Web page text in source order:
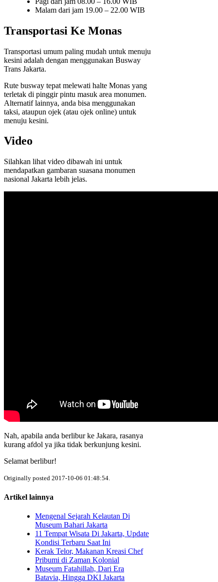
Malam dari jam 19.00 – 22.00 WIB
Transportasi Ke Monas
Transportasi umum paling mudah untuk menuju
kesini adalah dengan menggunakan Busway
Trans Jakarta.
Rute busway tepat melewati halte Monas yang
terletak di pinggir pintu masuk area monumen.
Alternatif lainnya, anda bisa menggunakan
taksi, ataupun ojek (atau ojek online) untuk
menuju kesini.
Video
Silahkan lihat video dibawah ini untuk
mendapatkan gambaran suasana monumen
nasional Jakarta lebih jelas.
Nah, apabila anda berlibur ke Jakara, rasanya
kurang afdol ya jika tidak berkunjung kesini.
Selamat berlibur!
Originally posted 2017-10-06 01:48:54.
Artikel lainnya
Mengenal Sejarah Kelautan Di
Museum Bahari Jakarta
11 Tempat Wisata Di Jakarta, Update
Kondisi Terbaru Saat Ini
Kerak Telor, Makanan Kreasi Chef
Pribumi di Zaman Kolonial
Museum Fatahillah, Dari Era
Batavia, Hingga DKI Jakarta